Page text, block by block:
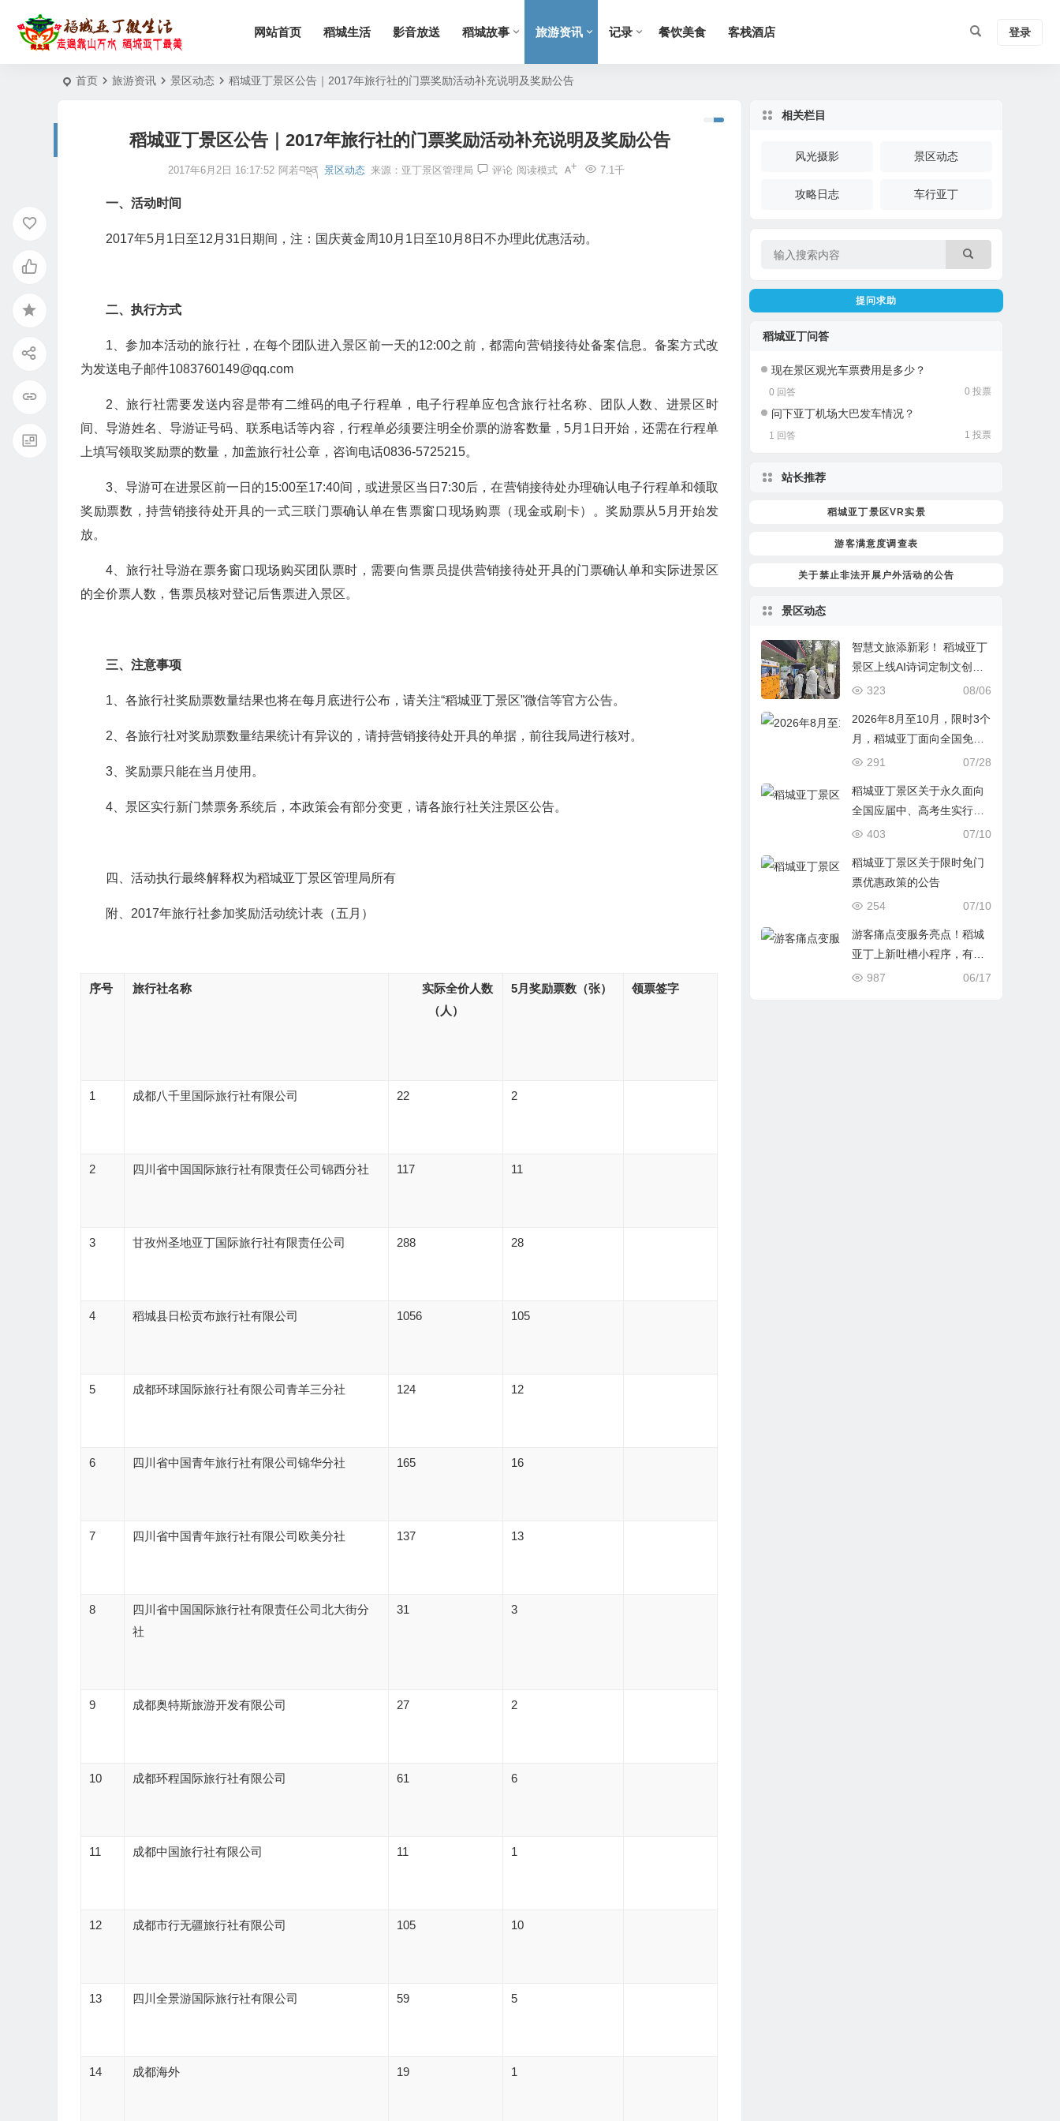
网站首页 稻城生活 影音放送 稻城故事 旅游资讯 记录 餐饮美食 客栈酒店 登录
首页 旅游资讯 景区动态 稻城亚丁景区公告｜2017年旅行社的门票奖励活动补充说明及奖励公告
稻城亚丁景区公告｜2017年旅行社的门票奖励活动补充说明及奖励公告
2017年6月2日 16:17:52 阿若བསྡན 景区动态 来源：亚丁景区管理局 评论 7.1千
阅读模式
一、活动时间
2017年5月1日至12月31日期间，注：国庆黄金周10月1日至10月8日不办理此优惠活动。
二、执行方式
1、参加本活动的旅行社，在每个团队进入景区前一天的12:00之前，都需向营销接待处备案信息。备案方式改
为发送电子邮件1083760149@qq.com
2、旅行社需要发送内容是带有二维码的电子行程单，电子行程单应包含旅行社名称、团队人数、进景区时
间、导游姓名、导游证号码、联系电话等内容，行程单必须要注明全价票的游客数量，5月1日开始，还需在行程单
上填写领取奖励票的数量，加盖旅行社公章，咨询电话0836-5725215。
3、导游可在进景区前一日的15:00至17:40间，或进景区当日7:30后，在营销接待处办理确认电子行程单和领取
奖励票数，持营销接待处开具的一式三联门票确认单在售票窗口现场购票（现金或刷卡）。奖励票从5月开始发
放。
4、旅行社导游在票务窗口现场购买团队票时，需要向售票员提供营销接待处开具的门票确认单和实际进景区
的全价票人数，售票员核对登记后售票进入景区。
三、注意事项
1、各旅行社奖励票数量结果也将在每月底进行公布，请关注“稻城亚丁景区”微信等官方公告。
2、各旅行社对奖励票数量结果统计有异议的，请持营销接待处开具的单据，前往我局进行核对。
3、奖励票只能在当月使用。
4、景区实行新门禁票务系统后，本政策会有部分变更，请各旅行社关注景区公告。
四、活动执行最终解释权为稻城亚丁景区管理局所有
附、2017年旅行社参加奖励活动统计表（五月）
序号 旅行社名称
实际全价人数
（人）
5月 奖励票数 （张） 领票签字
1 成都八千里国际旅行社有限公司 22 2
2 四川省中国国际旅行社有限责任公司锦西分社 117 11
3 甘孜州圣地亚丁国际旅行社有限责任公司 288 28
4 稻城县日松贡布旅行社有限公司 1056 105
5 成都环球国际旅行社有限公司青羊三分社 124 12
6 四川省中国青年旅行社有限公司锦华分社 165 16
7 四川省中国青年旅行社有限公司欧美分社 137 13
8
四川省中国国际旅行社有限责任公司北大街分
社
31 3
9 成都奥特斯旅游开发有限公司 27 2
10 成都环程国际旅行社有限公司 61 6
11 成都中国旅行社有限公司 11 1
12 成都市行无疆旅行社有限公司 105 10
13 四川全景游国际旅行社有限公司 59 5
14 成都海外 19 1
相关栏目
风光摄影 景区动态
攻略日志 车行亚丁
提问求助
稻城亚丁问答
现在景区观光车票费用是多少？
0 回答 0 投票
问下亚丁机场大巴发车情况？
1 回答 1 投票
站长推荐
稻城亚丁景区VR实景
游客满意度调查表
关于禁止非法开展户外活动的公告
景区动态
智慧文旅添新彩！ 稻城亚丁
景区上线AI诗词定制文创服
务！
08/06
323
2026年8月至10月，限时3个
月，稻城亚丁面向全国免门
票！预约、入园方式： 07/28
291
稻城亚丁景区关于永久面向
全国应届中、高考生实行免
门票优惠政策的公告
07/10
403
稻城亚丁景区关于限时免门
票优惠政策的公告
07/10
254
游客痛点变服务亮点！稻城
亚丁上新吐槽小程序，有奖
征集建议
06/17
987